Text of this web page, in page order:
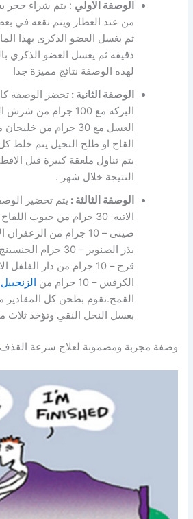
الوصفة الاولي : يتم شراء حجر
من عند العطار ويتم نقعه في
دقيقة ثم يغسل العضو الذكري
لهذه الوصفة نتائج مميزة جدا
الوصفة الثانية :تحضر الوصفة كالاتي
البركه مع
العسل مع 30 جرام من
القاح او طلح النحيل يتم خلط
يتم تناول ملعقة كبيرة قبل
النتيجة خلال شهر .
الوصفة الثالثة : يتم تحضير
الاتية
الكرفس – 10 جرام من
الزنجبيل
القمح.نقوم بطحن كل المقادير
بعسل النحل النقي وتؤخذ ثلاث
وصفة مجربة ومضمونة لعلاج سرعة القذف